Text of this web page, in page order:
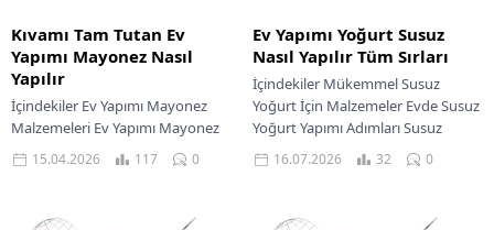
Kıvamı Tam Tutan Ev
Yapımı Mayonez Nasıl
Yapılır
İçindekiler Ev Yapımı Mayonez
Malzemeleri Ev Yapımı Mayonez
Nasıl Yapılır Lezzetli Mayonez İçin
Püf Noktaları Mayonezinizle Harika
15.04.2026 117 0
Ev Yapımı Yoğurt Susuz
Nasıl Yapılır Tüm Sırları
İçindekiler Mükemmel Susuz
Yoğurt İçin Malzemeler Evde Susuz
Yoğurt Yapımı Adımları Susuz
Yoğurt İçin Püf Noktaları Ev Yapımı
Yoğurt Servis...
16.07.2026 32 0